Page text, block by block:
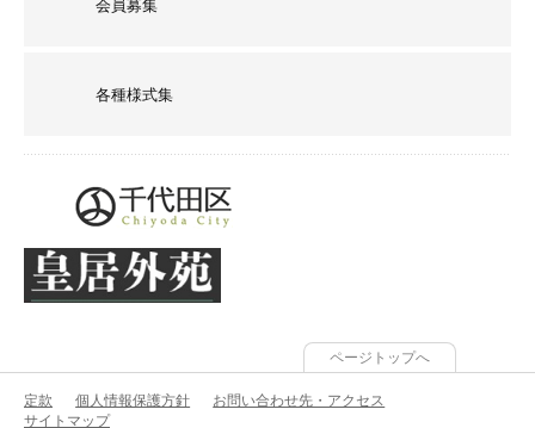
会員募集
各種様式集
ページトップへ
定款 個人情報保護方針
お問い合わせ先・アクセス
サイトマップ